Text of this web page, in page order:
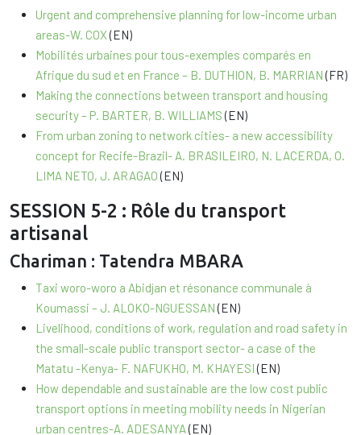
Urgent and comprehensive planning for low-income urban
areas-W. COX(EN)
Mobilités urbaines pour tous-exemples comparés en
Afrique du sud et en France – B. DUTHION, B. MARRIAN(FR)
Making the connections between transport and housing
security – P. BARTER, B. WILLIAMS(EN)
From urban zoning to network cities- a new accessibility
concept for Recife-Brazil- A. BRASILEIRO, N. LACERDA, O.
LIMA NETO, J. ARAGAO(EN)
SESSION 5-2 : Rôle du transport
artisanal
Chariman : Tatendra MBARA
Taxi woro-woro a Abidjan et résonance communale à
Koumassi – J. ALOKO-NGUESSAN(EN)
Livelihood, conditions of work, regulation and road safety in
the small-scale public transport sector- a case of the
Matatu -Kenya- F. NAFUKHO, M. KHAYESI(EN)
How dependable and sustainable are the low cost public
transport options in meeting mobility needs in Nigerian
urban centres-A. ADESANYA(EN)